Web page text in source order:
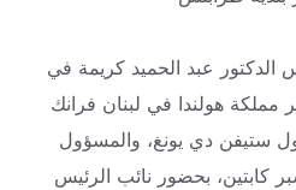
الدكتور عبد الحميد كريمة في
هولندا في لبنان فرانك
ستيفن دي يونغ، والمسؤول
كابتين، بحضور نائب الرئيس